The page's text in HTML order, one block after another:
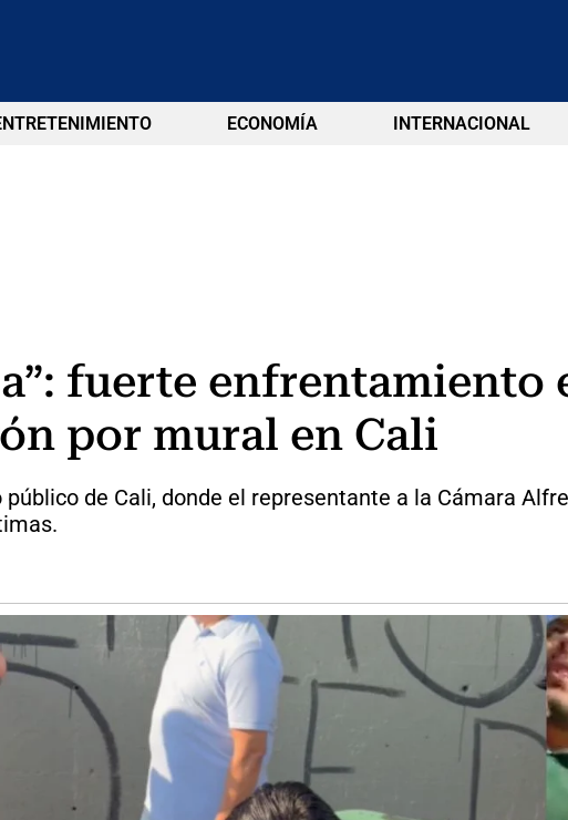
ECONOMÍA INTERNACIONAL
fuerte
por mural en Cali
de Cali, donde el representante a la Cámara